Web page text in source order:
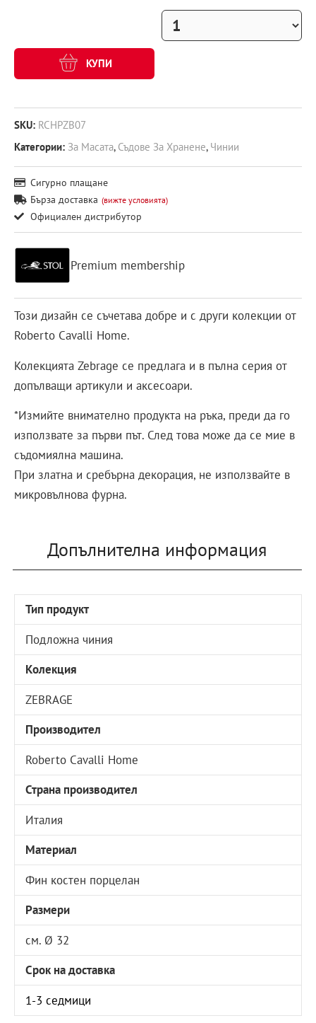
КУПИ
SKU: RCHPZB07
Категории: За Масата, Съдове За Хранене, Чинии
Сигурно плащане
Бърза доставка (вижте условията)
Официален дистрибутор
Premium membership
Този дизайн се съчетава добре и с други колекции от
Roberto Cavalli Home.
Колекцията Zebrage се предлага и в пълна серия от
допълващи артикули и аксесоари.
*Измийте внимателно продукта на ръка, преди да го
използвате за първи път. След това може да се мие в
съдомиялна машина.
При златна и сребърна декорация, не използвайте в
микровълнова фурна.
Допълнителна информация
Тип продукт
Подложна чиния
Колекция
ZEBRAGE
Производител
Roberto Cavalli Home
Страна производител
Италия
Материал
Фин костен порцелан
Размери
см. Ø 32
Срок на доставка
1-3 седмици